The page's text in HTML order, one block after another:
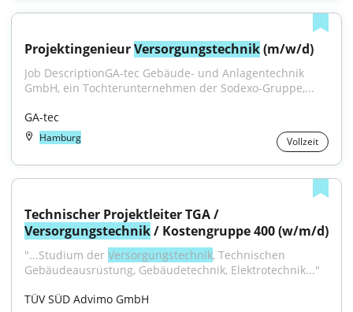
Projektingenieur Versorgungstechnik (m/w/d)
Job DescriptionGA-tec Gebäude- und Anlagentechnik
GmbH, ein Tochterunternehmen der Sodexo-Gruppe,...
GA-tec
Hamburg Vollzeit
Versorgungstechnik / Kostengruppe 400 (w/m/d)
"...Studium der Versorgungstechnik, Technischen
Gebäudeausrüstung, Gebäudetechnik, Elektrotechnik..."
TÜV SÜD Advimo GmbH